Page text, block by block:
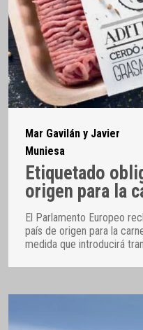
Mar Gavilán y Javier
Muniesa
Etiquetado
origen para la
El Parlamento Europeo
país de origen para la
medida que introducirá